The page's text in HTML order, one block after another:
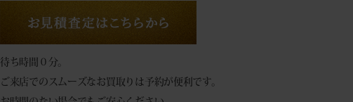
待ち時間０分。
ご来店でのスムーズなお買取りは予約が便利です。